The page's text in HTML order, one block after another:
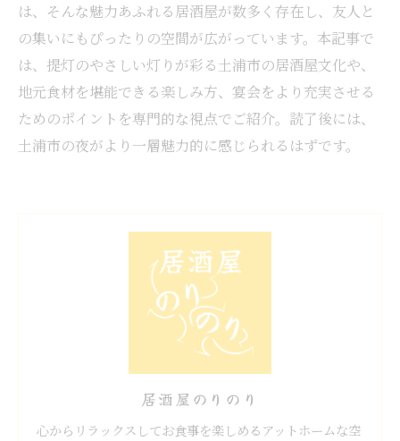
は、そんな魅力あふれる居酒屋が数多く存在し、友人と
の集いにもぴったりの空間が広がっています。本記事で
は、提灯のやさしい灯りが彩る土浦市の居酒屋文化や、
地元食材を堪能できる楽しみ方、宴会をより充実させる
ためのポイントを専門的な視点でご紹介。読了後には、
土浦市の夜がより一層魅力的に感じられるはずです。
居酒屋のりのり
心からリラックスしてお食事を楽しめるアットホームな空